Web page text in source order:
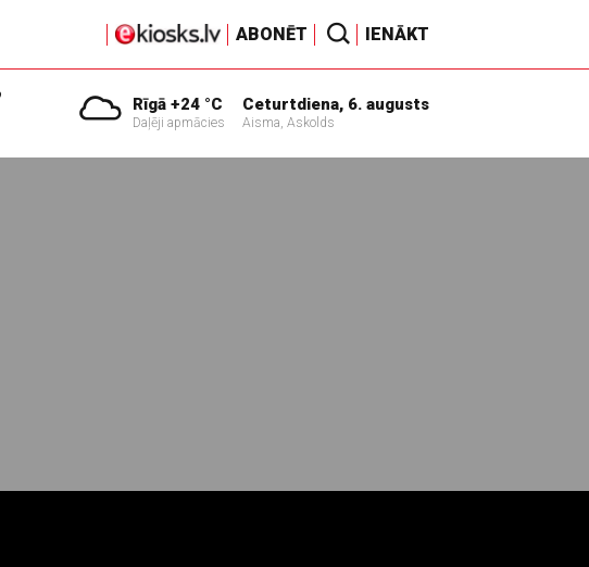
ABONĒT IENĀKT
Rīgā +24 °C
Daļēji apmācies
Ceturtdiena, 6. augusts
Aisma, Askolds